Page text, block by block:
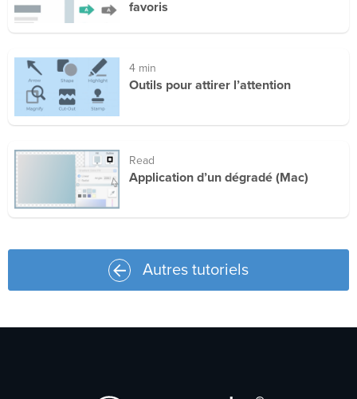
favoris
4 min
Outils pour attirer l’attention
Read
Application d’un dégradé (Mac)
Autres tutoriels